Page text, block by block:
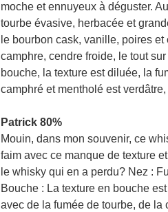
moche et ennuyeux à déguster.
tourbe évasive, herbacée et
le bourbon cask, vanille, poires et
camphre, cendre froide, le tout
bouche, la texture est diluée, la
camphré et mentholé est
Patrick 80%
Mouin, dans mon souvenir, ce
faim avec ce manque de texture
le whisky qui en a perdu? Nez :
Bouche : La texture en bouche
avec de la fumée de tourbe, de